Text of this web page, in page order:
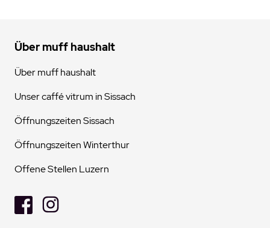
Über muff haushalt
Über muff haushalt
Unser caffé vitrum in Sissach
Öffnungszeiten Sissach
Öffnungszeiten Winterthur
Offene Stellen Luzern